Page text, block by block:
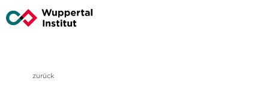
zurück